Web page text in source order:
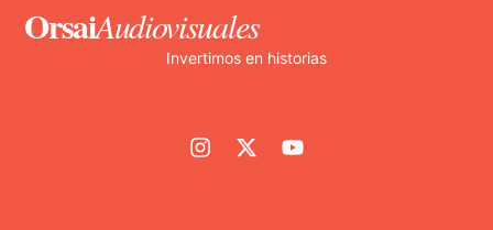
OrsaiAudiovisuales
Invertimos en historias